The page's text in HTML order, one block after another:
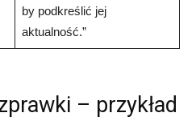
by podkreślić jej
aktualność.”
– przykład